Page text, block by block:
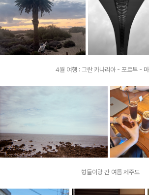
4월 여행 : 그란 카나리아 - 포르투 -
형들이랑 간 여름 제주도